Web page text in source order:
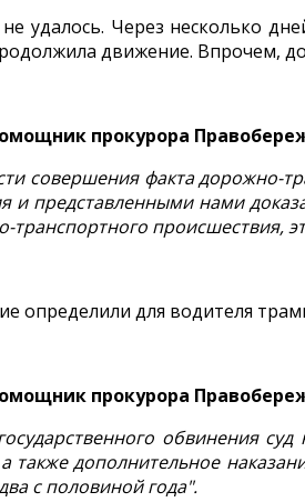
удалось. Через несколько
движение. Впрочем,
прокурора
совершения факта дорожно-
и представленными нами
происшествия,
определили для водителя
прокурора
обвинения
также дополнительное
с половиной года".